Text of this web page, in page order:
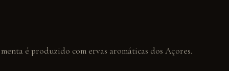
é produzido com ervas aromáticas dos Açores.